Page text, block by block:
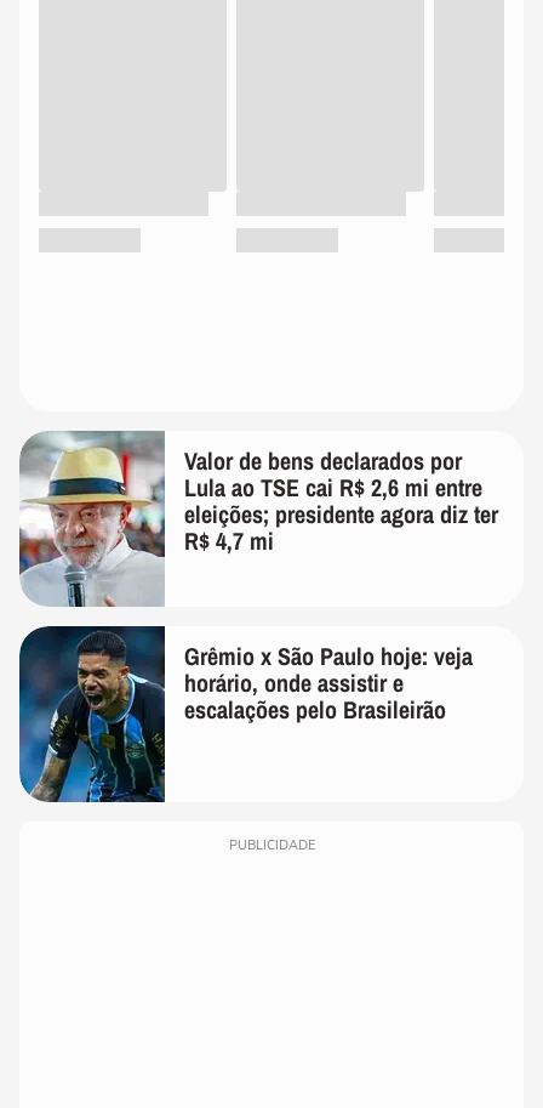
Valor de bens declarados por
Lula ao TSE cai R$ 2,6 mi entre
eleições; presidente agora diz ter
R$ 4,7 mi
Grêmio x São Paulo hoje: veja
horário, onde assistir e
escalações pelo Brasileirão
PUBLICIDADE